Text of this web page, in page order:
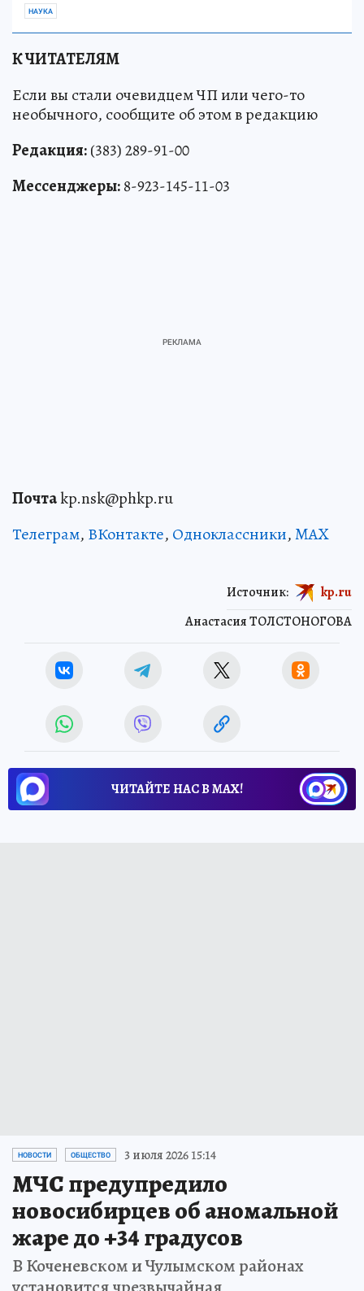
НАУКА
К ЧИТАТЕЛЯМ
Если вы стали очевидцем ЧП или чего-то
необычного, сообщите об этом в редакцию
Редакция:(383) 289-91-00
Мессенджеры:8-923-145-11-03
Почтаkp.nsk@phkp.ru
Телеграм, ВКонтакте, Одноклассники,MAX
Анастасия ТОЛСТОНОГОВА
Источник: kp.ru
ЧИТАЙТЕ НАС В МАХ!
НОВОСТИ ОБЩЕСТВО 3 июля 2026 15:14
МЧС предупредило
новосибирцев об аномальной
жаре до +34 градусов
В Коченевском и Чулымском районах